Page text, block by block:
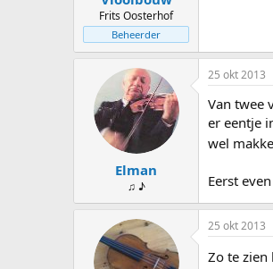
Frits Oosterhof
Beheerder
Elman
♫ ♪
25 okt 2013
Van twee
er eentje
wel
Eerst
25 okt 2013
Zo te zien